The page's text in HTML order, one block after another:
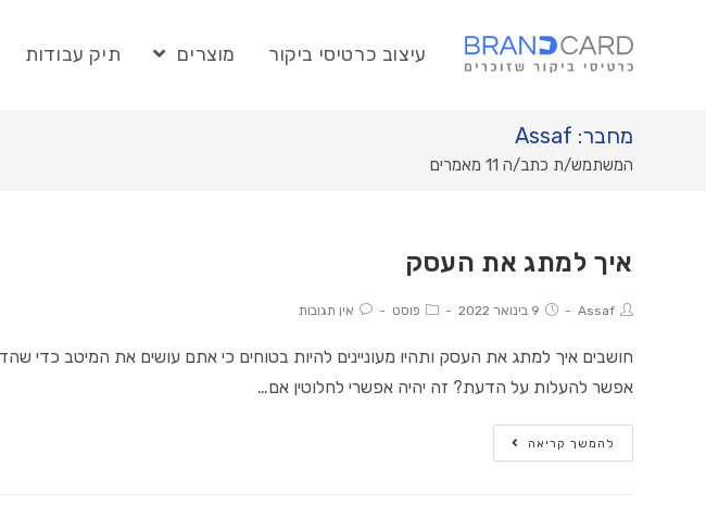
עיצוב כרטיסי ביקור מוצרים תיק עבודות
מחבר: Assaf
המשתמש/ת כתב/ה 11 מאמרים
איך למתג את העסק
Post
Assaf
Post
9 בינואר 2022
Postפוסט
Postאין תגובות
חושבים איך למתג את העסק ותהיו מעוניינים להיות בטוחים כי אתם עושים את המיטב כדי
אפשר להעלות על הדעת? זה יהיה אפשרי לחלוטין אם…
להמשך קריאה